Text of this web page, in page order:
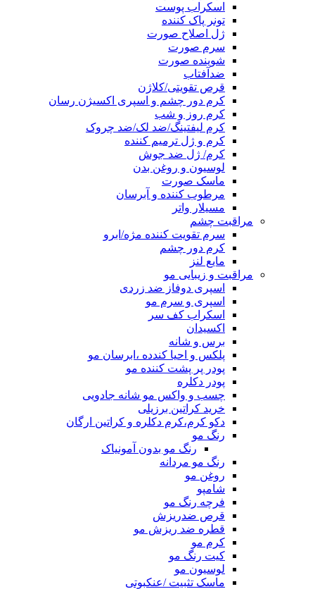
اسکراب پوست
تونر پاک کننده
ژل اصلاح صورت
سرم صورت
شوینده صورت
ضدآفتاب
قرص تقویتی/کلاژن
کرم دور چشم و اسپری اکسیژن رسان
کرم روز و شب
کرم لیفتینگ/ضد لک/ضد چروک
کرم و ژل ترمیم کننده
کرم/ ژل ضد جوش
لوسیون و روغن بدن
ماسک صورت
مرطوب کننده و آبرسان
مسیلار واتر
مراقبت چشم
سرم تقویت کننده مژه/ابرو
کرم دور چشم
مایع لنز
مراقبت و زیبایی مو
اسپری دوفاز ضد زردی
اسپری و سرم مو
اسکراب کف سر
اکسیدان
برس و شانه
پلکس و احیا کندده ،ابرسان مو
پودر پر پشت کننده مو
پودر دکلره
چسب و واکس مو شانه جادویی
خرید کراتین برزیلی
دکو کرم،کرم دکلره و کراتین ارگان
رنگ مو
رنگ مو بدون آمونیاک
رنگ مو مردانه
روغن مو
شامپو
فرچه رنگ مو
قرص ضدریزش
قطره ضد ریزش مو
کرم مو
کیت رنگ مو
لوسیون مو
ماسک تثبیت /عنکبوتی